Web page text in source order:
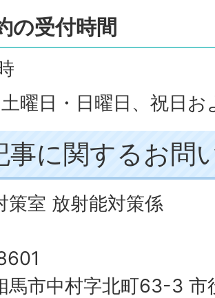
の受付時間
土曜日・日曜日、祝日
事に関するお問
策室 放射能対策係
馬市中村字北町63-3 市